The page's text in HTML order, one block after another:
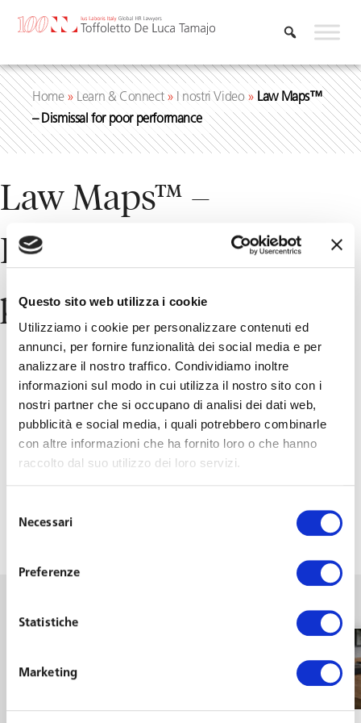
Questo sito web utilizza i cookie
Utilizziamo i cookie per personalizzare contenuti ed
annunci, per fornire funzionalità dei social media e per
analizzare il nostro traffico. Condividiamo inoltre
informazioni sul modo in cui utilizza il nostro sito con i
nostri partner che si occupano di analisi dei dati web,
pubblicità e social media, i quali potrebbero combinarle
con altre informazioni che ha fornito loro o che hanno
raccolto dal suo utilizzo dei loro servizi.
delNecessari
Preferenze
Statistiche
Marketing
Home» Learn & Connect» I nostri Video» Law Maps™
– Dismissal for poor performance
Law Maps™ –
Dismissal for poor
performance
Vedi tutti gli articoli di